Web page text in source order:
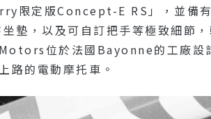
限定版Concept-E RS」，並備
坐墊，以及可自訂把手等極致細
位於法國Bayonne的工廠設
的電動摩托車。